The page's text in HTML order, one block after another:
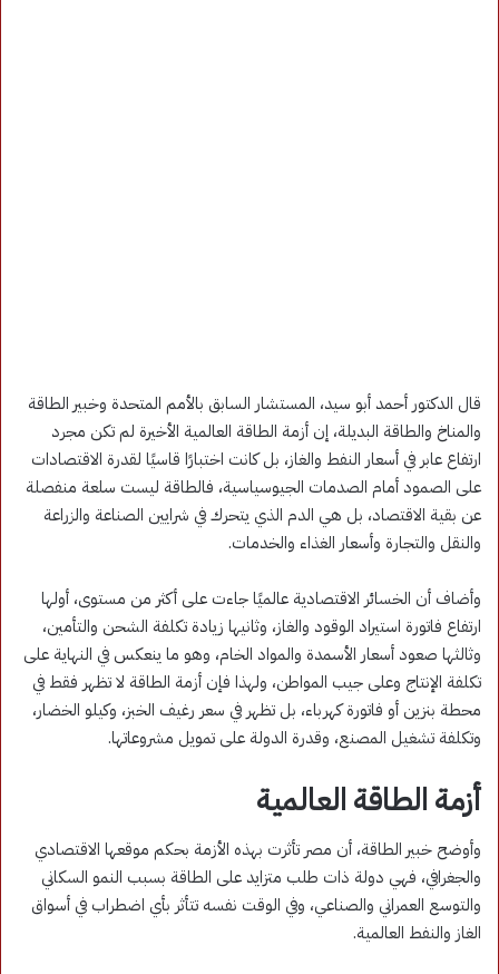
قال الدكتور أحمد أبو سيد، المستشار السابق بالأمم المتحدة وخبير الطاقة
والمناخ والطاقة البديلة، إن أزمة الطاقة العالمية الأخيرة لم تكن مجرد
ارتفاع عابر في أسعار النفط والغاز، بل كانت اختبارًا قاسيًا لقدرة الاقتصادات
على الصمود أمام الصدمات الجيوسياسية، فالطاقة ليست سلعة منفصلة
عن بقية الاقتصاد، بل هي الدم الذي يتحرك في شرايين الصناعة والزراعة
والنقل والتجارة وأسعار الغذاء والخدمات.
وأضاف أن الخسائر الاقتصادية عالميًا جاءت على أكثر من مستوى، أولها
ارتفاع فاتورة استيراد الوقود والغاز، وثانيها زيادة تكلفة الشحن والتأمين،
وثالثها صعود أسعار الأسمدة والمواد الخام، وهو ما ينعكس في النهاية على
تكلفة الإنتاج وعلى جيب المواطن، ولهذا فإن أزمة الطاقة لا تظهر فقط في
محطة بنزين أو فاتورة كهرباء، بل تظهر في سعر رغيف الخبز، وكيلو الخضار،
وتكلفة تشغيل المصنع، وقدرة الدولة على تمويل مشروعاتها.
أزمة الطاقة العالمية
وأوضح خبير الطاقة، أن مصر تأثرت بهذه الأزمة بحكم موقعها الاقتصادي
والجغرافي، فهي دولة ذات طلب متزايد على الطاقة بسبب النمو السكاني
والتوسع العمراني والصناعي، وفي الوقت نفسه تتأثر بأي اضطراب في أسواق
الغاز والنفط العالمية.